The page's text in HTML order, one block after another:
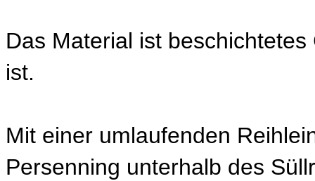
Das Material ist
ist.
Mit einer umlaufenden
Persenning unterhalb des